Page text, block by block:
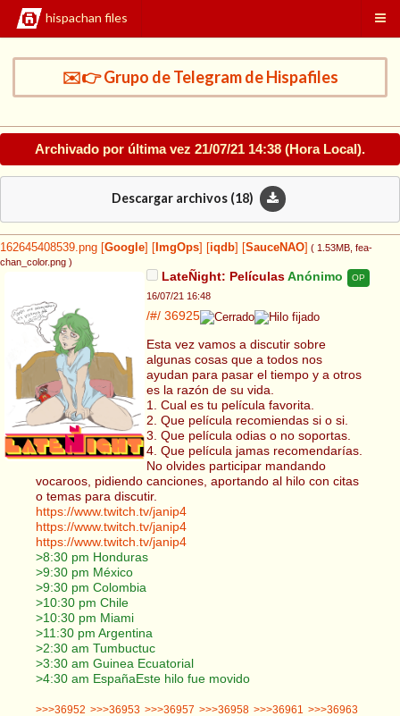
hispachan files
✉️👉 Grupo de Telegram de Hispafiles
Archivado por última vez 21/07/21 14:38 (Hora Local).
Descargar archivos (18)
162645408539.png Google ImgOps iqdb SauceNAO ( 1.53MB , fea-
chan_color.png )
LateÑight: PelículasAnónimo OP
16/07/21 16:48
/#/ 36925
Esta vez vamos a discutir sobre
algunas cosas que a todos nos
ayudan para pasar el tiempo y a otros
es la razón de su vida.
1. Cual es tu película favorita.
2. Que película recomiendas si o si.
3. Que película odias o no soportas.
4. Que película jamas recomendarías.
No olvides participar mandando
vocaroos, pidiendo canciones, aportando al hilo con citas
o temas para discutir.
https://www.twitch.tv/janip4
https://www.twitch.tv/janip4
https://www.twitch.tv/janip4
>8:30 pm Honduras
>9:30 pm México
>9:30 pm Colombia
>10:30 pm Chile
>10:30 pm Miami
>11:30 pm Argentina
>2:30 am Tumbuctuc
>3:30 am Guinea Ecuatorial
>4:30 am EspañaEste hilo fue movido
>>>36952 >>>36953 >>>36957 >>>36958 >>>36961
>>>36963